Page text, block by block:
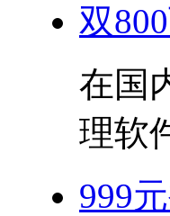
双
在国
理软
999